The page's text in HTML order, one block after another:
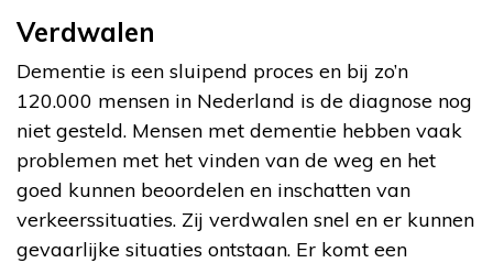
Verdwalen
Dementie is een sluipend proces en bij zo’n
120.000 mensen in Nederland is de diagnose nog
niet gesteld. Mensen met dementie hebben vaak
problemen met het vinden van de weg en het
goed kunnen beoordelen en inschatten van
verkeerssituaties. Zij verdwalen snel en er kunnen
gevaarlijke situaties ontstaan. Er komt een